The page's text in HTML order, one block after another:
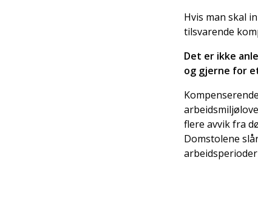
Hvis man skal
tilsvarende
Det er ikke
og gjerne for
flere avvik fra
Domstolene